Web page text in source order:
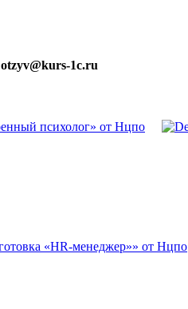
otzyv@kurs-1c.ru
психолог» от Нцпо
«HR-менеджер»» от Нцпо